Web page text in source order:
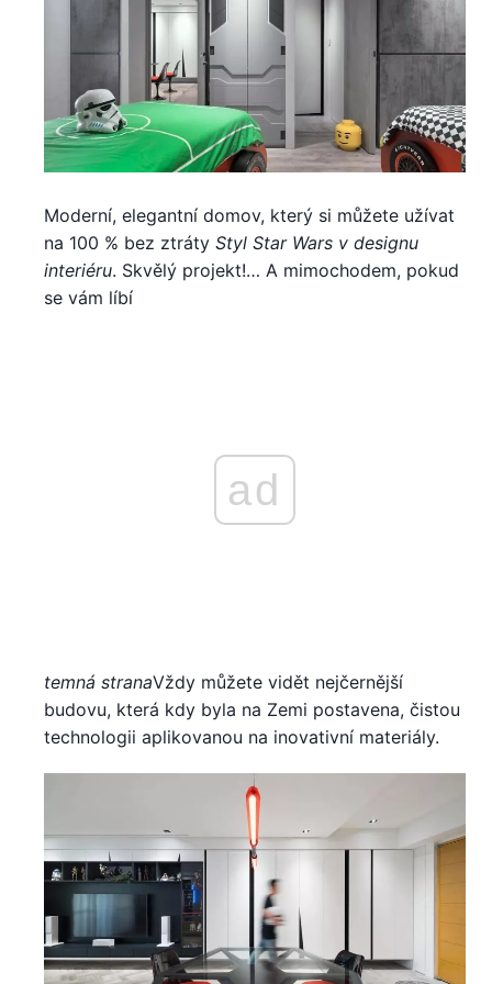
Moderní, elegantní domov, který si můžete užívat
na 100 % bez ztráty Styl Star Wars v designu
interiéru. Skvělý projekt!… A mimochodem, pokud
se vám líbí
ad
temná stranaVždy můžete vidět nejčernější
budovu, která kdy byla na Zemi postavena, čistou
technologii aplikovanou na inovativní materiály.